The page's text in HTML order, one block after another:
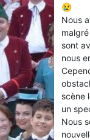
😢
Nous
sont
nous
scène
un
Nous